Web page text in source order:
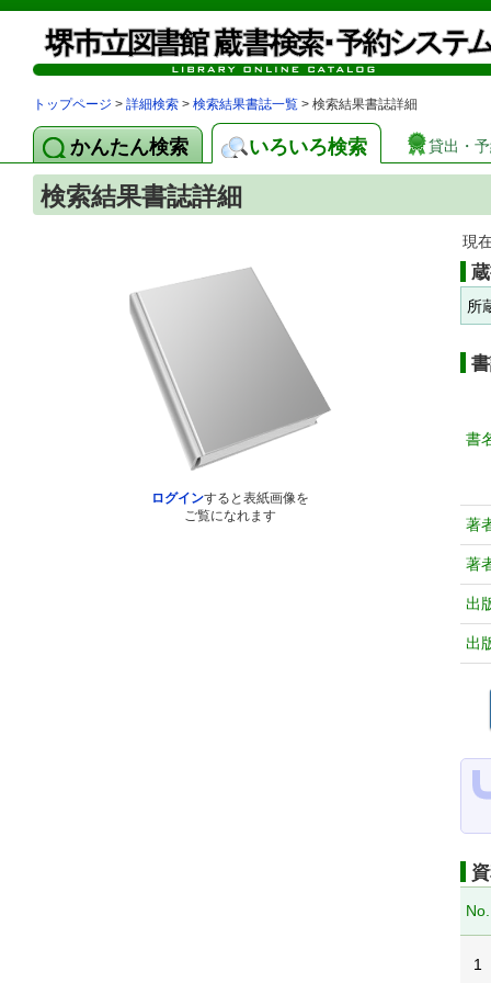
トップページ > 詳細検索 > 検索結果書誌一覧 > 検索結果書誌詳細
かんたん検索 いろいろ検索 貸出・
検索結果書誌詳細
ログインすると表紙画像を
ご覧になれます
現
所
書
著
著
出
出
No.
1